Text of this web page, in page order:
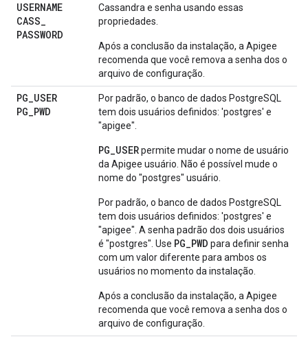
USERNAME
CASS_
PASSWORD
Cassandra e senha usando essas
propriedades.
Após a conclusão da instalação, a Apigee
recomenda que você remova a senha dos o
arquivo de configuração.
PG_USER
PG_PWD
Por padrão, o banco de dados PostgreSQL
tem dois usuários definidos: 'postgres' e
"apigee".
PG_USERpermite mudar o nome de usuário
da Apigee usuário. Não é possível mude o
nome do "postgres" usuário.
Por padrão, o banco de dados PostgreSQL
tem dois usuários definidos: 'postgres' e
"apigee". A senha padrão dos dois usuários
é "postgres". Use PG_PWD para definir senha
com um valor diferente para ambos os
usuários no momento da instalação.
Após a conclusão da instalação, a Apigee
recomenda que você remova a senha dos o
arquivo de configuração.